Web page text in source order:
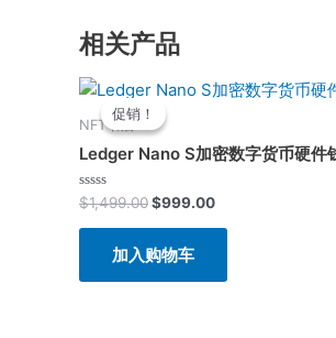
相关产品
促销！
促销！
NFT书店
Ledger Nano S加密数字货币硬件
评
分
0
$1,499.00
原
为：
$1,499.00。
$999.00
当
前
格
为：
加入购物车